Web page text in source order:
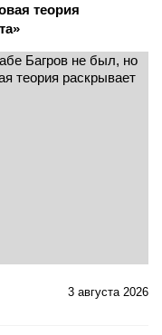
теория
3 августа 2026